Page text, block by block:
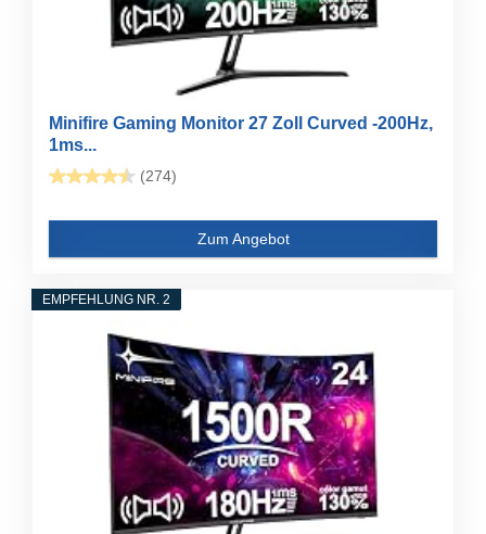
Minifire Gaming Monitor 27 Zoll Curved -200Hz,
1ms...
(274)
Zum Angebot
EMPFEHLUNG NR. 2